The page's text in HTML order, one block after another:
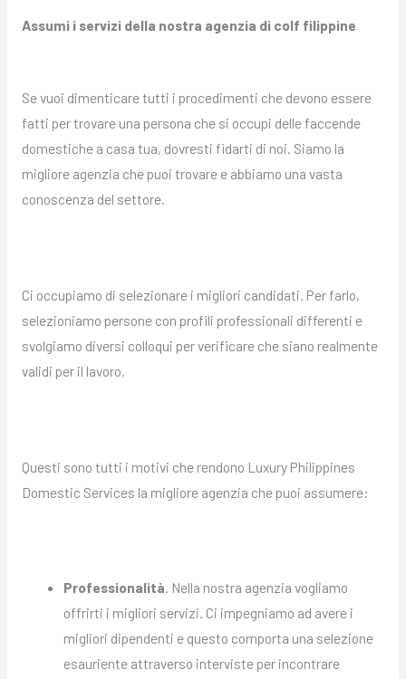
Assumi i servizi della nostra agenzia di colf filippine
Se vuoi dimenticare tutti i procedimenti che devono essere
fatti per trovare una persona che si occupi delle faccende
domestiche a casa tua, dovresti fidarti di noi. Siamo la
migliore agenzia che puoi trovare e abbiamo una vasta
conoscenza del settore.
Ci occupiamo di selezionare i migliori candidati. Per farlo,
selezioniamo persone con profili professionali differenti e
svolgiamo diversi colloqui per verificare che siano realmente
validi per il lavoro.
Questi sono tutti i motivi che rendono Luxury Philippines
Domestic Services la migliore agenzia che puoi assumere:
Professionalità. Nella nostra agenzia vogliamo
offrirti i migliori servizi. Ci impegniamo ad avere i
migliori dipendenti e questo comporta una selezione
esauriente attraverso interviste per incontrare